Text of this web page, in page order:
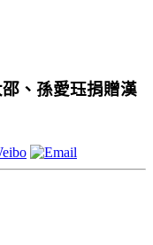
、孫愛珏捐贈漢